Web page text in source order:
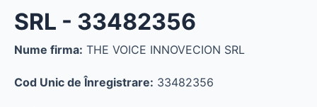
SRL - 33482356
Nume firma: THE VOICE INNOVECION SRL
Cod Unic de Înregistrare: 33482356